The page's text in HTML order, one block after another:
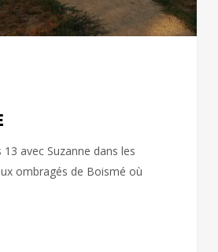
avec Suzanne dans les
ombragés de Boismé où